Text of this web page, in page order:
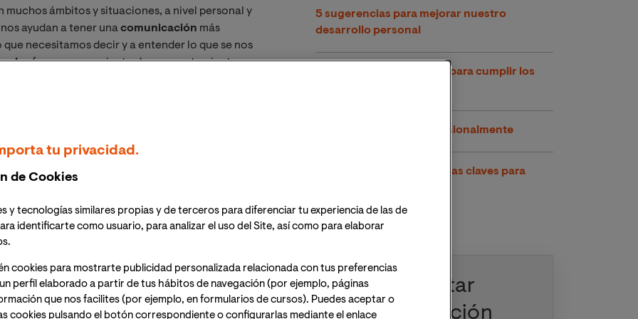
ámbitos y situaciones, a nivel personal y
nos ayudan a tener unacomunicación más
necesitamos decir y a entender lo que se nos
forman un conjunto de comportamientos y
interacción, mejorar las relaciones personales y
transmitir o recibir correctamente un mensaje,
cada vez más importancia para construir
de la comunicación interna.
y
más directo es la comunicación verbal, pero no es
. La forman las expresiones y el lenguaje corporal que
y motivación; hasta incomodidad, enfado o
5 sugerencias para mejorar nuestro
desarrollo personal
La autoevaluación, clave para cumplir los
Ideas para mejorar profesionalmente
Descubre las competencias claves para
Solicitar
información
tu privacidad.
de Cookies
y tecnologías similares propias y de terceros para diferenciar tu experiencia de las de
identificarte como usuario, para analizar el uso del Site, así como para elaborar
cookies para mostrarte publicidad personalizada relacionada con tus preferencias
perfil elaborado a partir de tus hábitos de navegación (por ejemplo, páginas
que nos facilites (por ejemplo, en formularios de cursos). Puedes aceptar o
cookies pulsando el botón correspondiente o configurarlas mediante el enlace